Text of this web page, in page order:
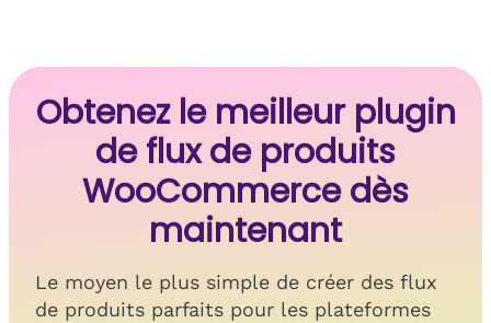
Obtenez le meilleur plugin
de flux de produits
WooCommerce dès
maintenant
Le moyen le plus simple de créer des flux
de produits parfaits pour les plateformes